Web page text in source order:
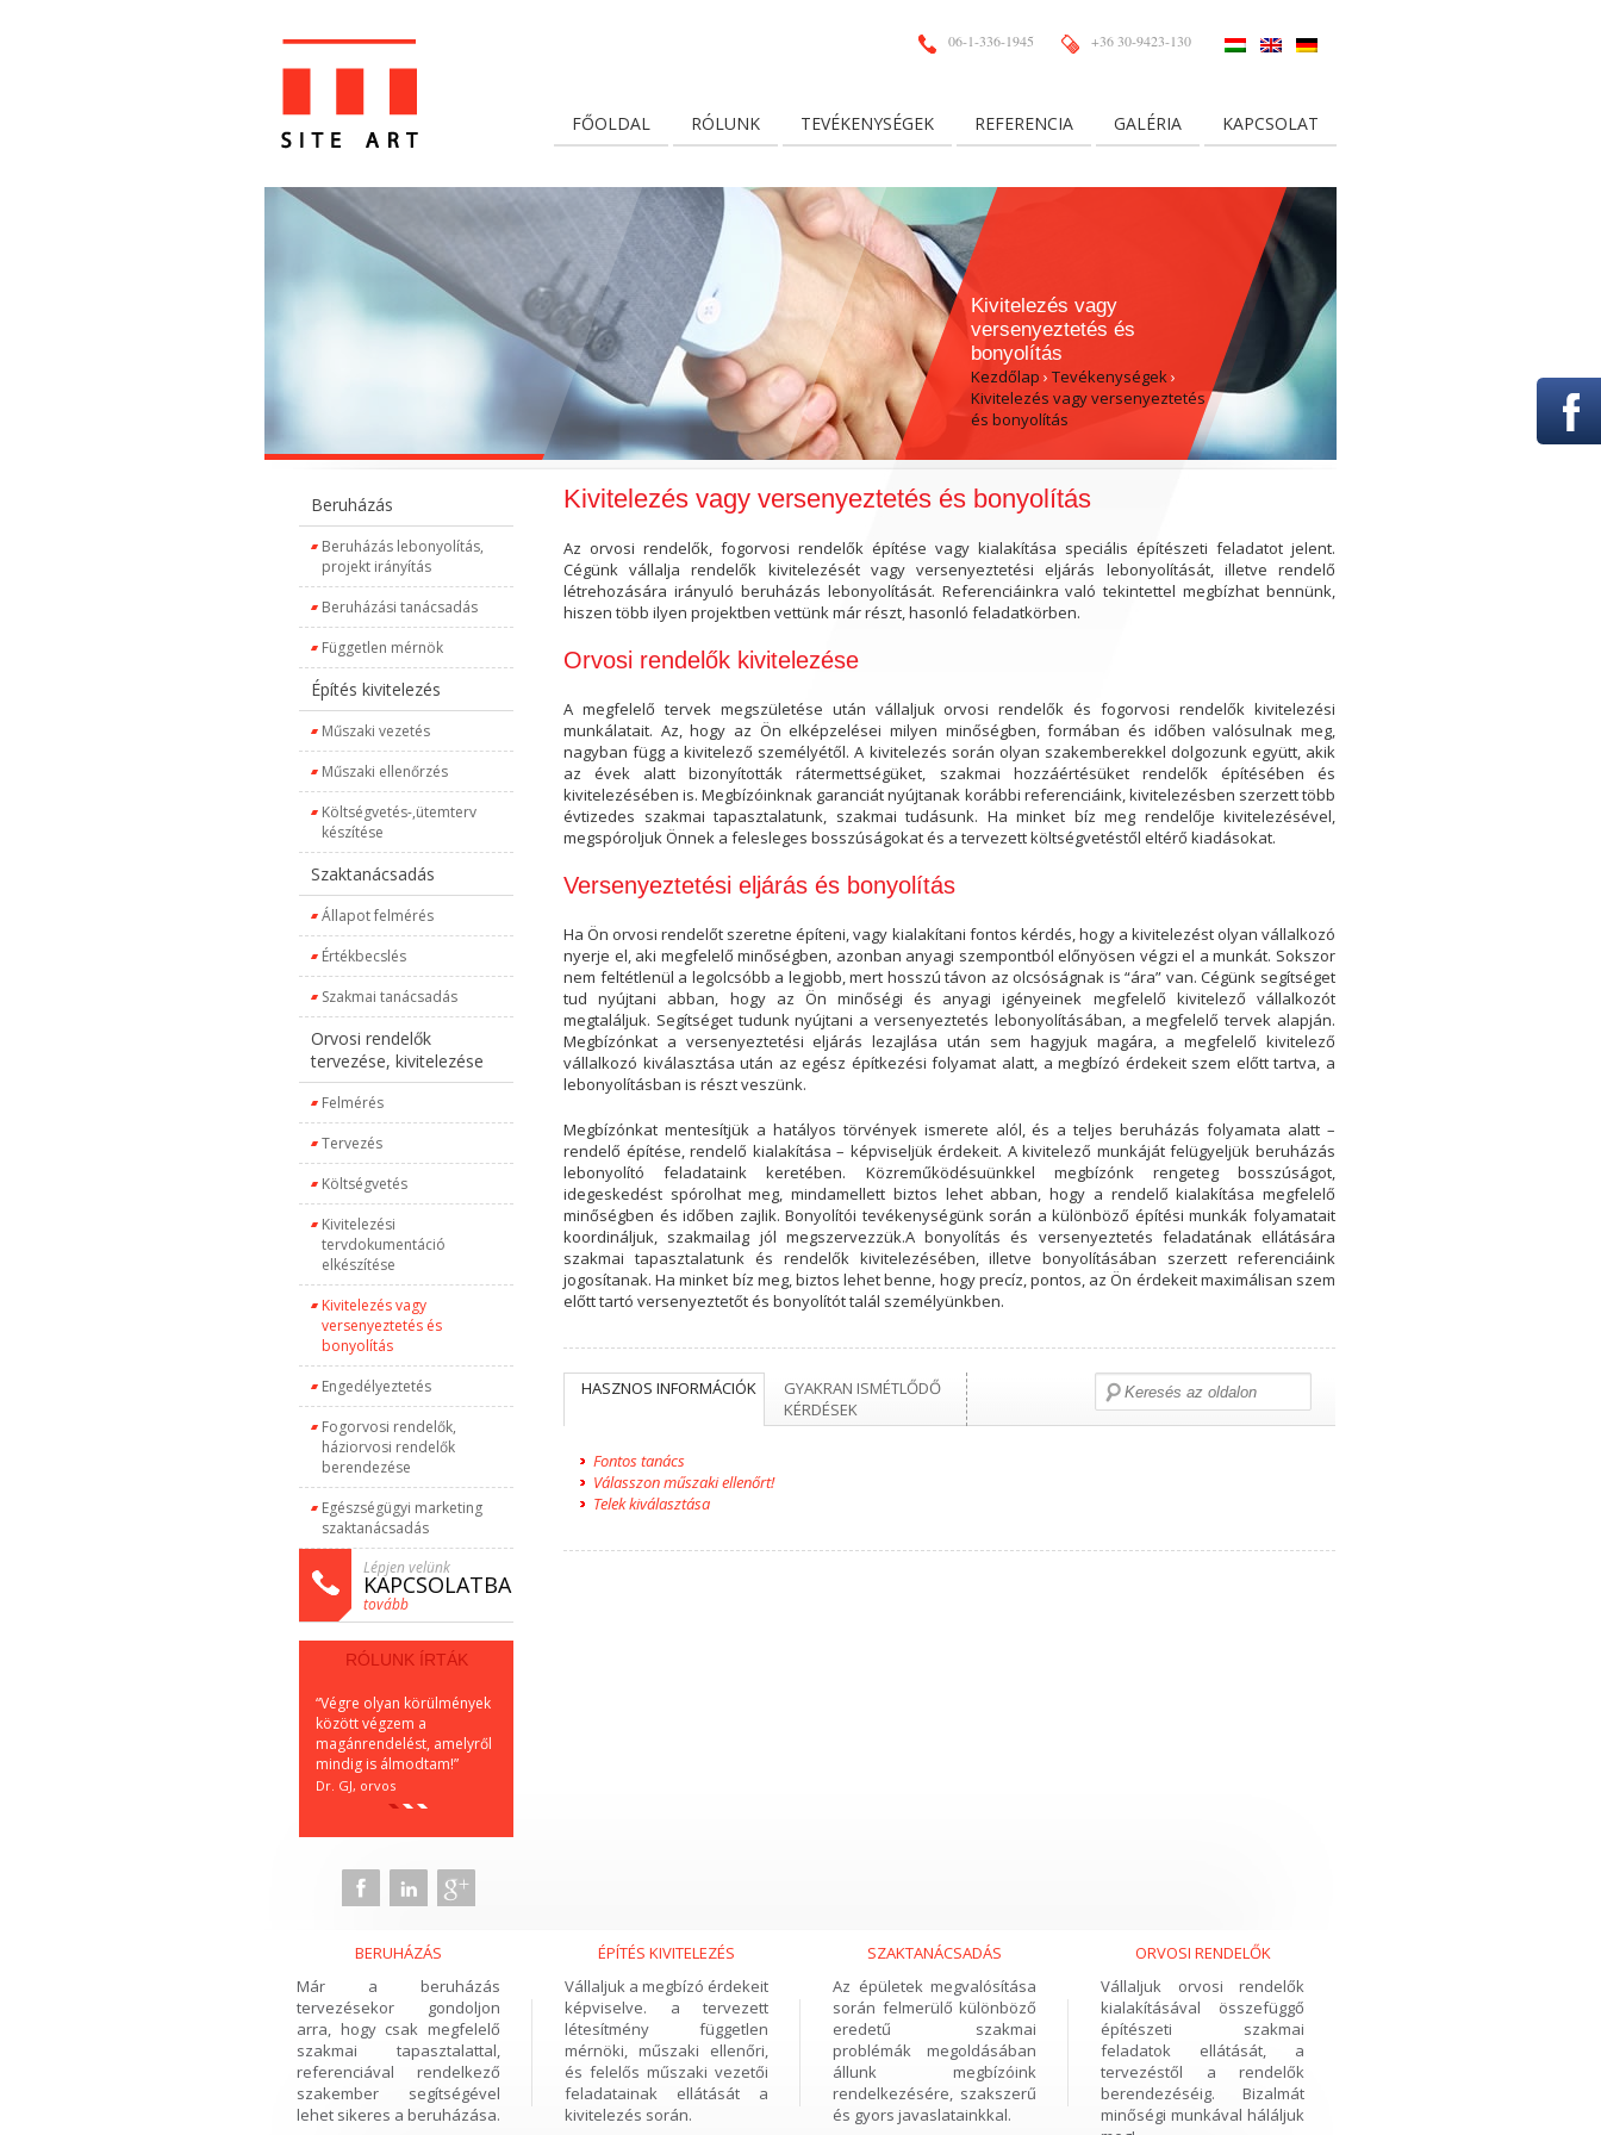
06-1-336-1945 +36 30-9423-130
FŐOLDAL RÓLUNK TEVÉKENYSÉGEK REFERENCIA GALÉRIA KAPCSOLAT
Kivitelezés vagy
versenyeztetés és
bonyolítás
Kezdőlap › Tevékenységek›
Kivitelezés vagy versenyeztetés
és bonyolítás
Beruházás
Beruházás lebonyolítás,
projekt irányítás
Beruházási tanácsadás
Független mérnök
Építés kivitelezés
Műszaki vezetés
Műszaki ellenőrzés
Költségvetés-,ütemterv
készítése
Szaktanácsadás
Állapot felmérés
Értékbecslés
Szakmai tanácsadás
Orvosi rendelők
tervezése, kivitelezése
Felmérés
Tervezés
Költségvetés
Kivitelezési
tervdokumentáció
elkészítése
Kivitelezés vagy
versenyeztetés és
bonyolítás
Engedélyeztetés
Fogorvosi rendelők,
háziorvosi rendelők
berendezése
Egészségügyi marketing
szaktanácsadás
Lépjen velünk
KAPCSOLATBA
tovább
RÓLUNK ÍRTÁK
“Végre olyan körülmények
között végzem a
magánrendelést, amelyről
mindig is álmodtam!”
Dr. GJ, orvos
Kivitelezés vagy versenyeztetés és bonyolítás
Az orvosi rendelők, fogorvosi rendelők építése vagy kialakítása speciális építészeti feladatot jelent.
Cégünk vállalja rendelők kivitelezését vagy versenyeztetési eljárás lebonyolítását, illetve rendelő
létrehozására irányuló beruházás lebonyolítását. Referenciáinkra való tekintettel megbízhat bennünk,
hiszen több ilyen projektben vettünk már részt, hasonló feladatkörben.
Orvosi rendelők kivitelezése
A megfelelő tervek megszületése után vállaljuk orvosi rendelők és fogorvosi rendelők kivitelezési
munkálatait. Az, hogy az Ön elképzelései milyen minőségben, formában és időben valósulnak meg,
nagyban függ a kivitelező személyétől. A kivitelezés során olyan szakemberekkel dolgozunk együtt, akik
az évek alatt bizonyították rátermettségüket, szakmai hozzáértésüket rendelők építésében és
kivitelezésében is. Megbízóinknak garanciát nyújtanak korábbi referenciáink, kivitelezésben szerzett több
évtizedes szakmai tapasztalatunk, szakmai tudásunk. Ha minket bíz meg rendelője kivitelezésével,
megspóroljuk Önnek a felesleges bosszúságokat és a tervezett költségvetéstől eltérő kiadásokat.
Versenyeztetési eljárás és bonyolítás
Ha Ön orvosi rendelőt szeretne építeni, vagy kialakítani fontos kérdés, hogy a kivitelezést olyan vállalkozó
nyerje el, aki megfelelő minőségben, azonban anyagi szempontból előnyösen végzi el a munkát. Sokszor
nem feltétlenül a legolcsóbb a legjobb, mert hosszú távon az olcsóságnak is “ára” van. Cégünk segítséget
tud nyújtani abban, hogy az Ön minőségi és anyagi igényeinek megfelelő kivitelező vállalkozót
megtaláljuk. Segítséget tudunk nyújtani a versenyeztetés lebonyolításában, a megfelelő tervek alapján.
Megbízónkat a versenyeztetési eljárás lezajlása után sem hagyjuk magára, a megfelelő kivitelező
vállalkozó kiválasztása után az egész építkezési folyamat alatt, a megbízó érdekeit szem előtt tartva, a
lebonyolításban is részt veszünk.
Megbízónkat mentesítjük a hatályos törvények ismerete alól, és a teljes beruházás folyamata alatt –
rendelő építése, rendelő kialakítása – képviseljük érdekeit. A kivitelező munkáját felügyeljük beruházás
lebonyolító feladataink keretében. Közreműködésuünkkel megbízónk rengeteg bosszúságot,
idegeskedést spórolhat meg, mindamellett biztos lehet abban, hogy a rendelő kialakítása megfelelő
minőségben és időben zajlik. Bonyolítói tevékenységünk során a különböző építési munkák folyamatait
koordináljuk, szakmailag jól megszervezzük.A bonyolítás és versenyeztetés feladatának ellátására
szakmai tapasztalatunk és rendelők kivitelezésében, illetve bonyolításában szerzett referenciáink
jogosítanak. Ha minket bíz meg, biztos lehet benne, hogy precíz, pontos, az Ön érdekeit maximálisan szem
előtt tartó versenyeztetőt és bonyolítót talál személyünkben.
HASZNOS INFORMÁCIÓK
GYAKRAN ISMÉTLŐDŐ
KÉRDÉSEK
Fontos tanács
Válasszon műszaki ellenőrt!
Telek kiválasztása
BERUHÁZÁS
Már a beruházás
tervezésekor gondoljon
arra, hogy csak megfelelő
szakmai tapasztalattal,
referenciával rendelkező
szakember segítségével
lehet sikeres a beruházása.
ÉPÍTÉS KIVITELEZÉS
Vállaljuk a megbízó érdekeit
képviselve. a tervezett
létesítmény független
mérnöki, műszaki ellenőri,
és felelős műszaki vezetői
feladatainak ellátását a
kivitelezés során.
SZAKTANÁCSADÁS
Az épületek megvalósítása
során felmerülő különböző
eredetű szakmai
problémák megoldásában
állunk megbízóink
rendelkezésére, szakszerű
és gyors javaslatainkkal.
ORVOSI RENDELŐK
Vállaljuk orvosi rendelők
kialakításával összefüggő
építészeti szakmai
feladatok ellátását, a
tervezéstől a rendelők
berendezéséig. Bizalmát
minőségi munkával háláljuk